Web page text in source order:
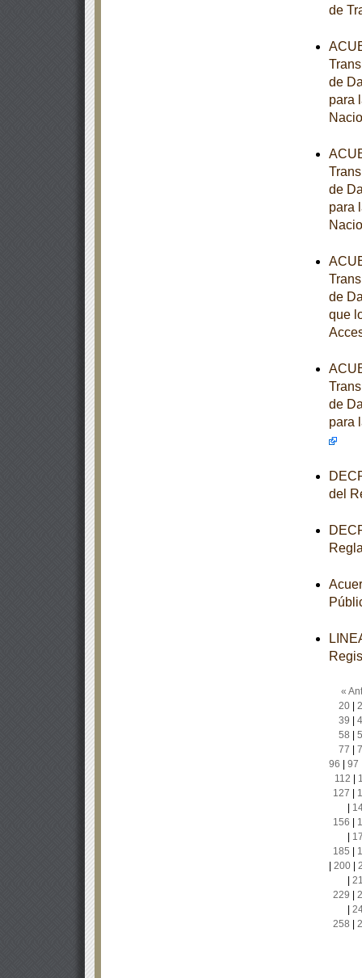
de
de
para
de
para
de
que
de
para
del
«
20|
39
58
77
96
97
112
127
156
185
200|
229
258